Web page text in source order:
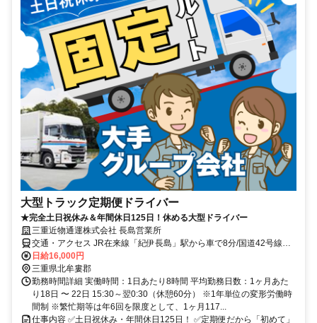
⼤型トラック定期便ドライバー
★完全土日祝休み＆年間休日125日！休める大型ドライバー
三重近物通運株式会社 長島営業所
交通・アクセス JR在来線「紀伊長島」駅から車で8分/国道42号線沿
い
日給16,000円
三重県北牟婁郡
勤務時間詳細 実働時間：1日あたり8時間 平均勤務日数：1ヶ月あた
り18日 〜 22日 15:30～翌0:30（休憩60分） ※1年単位の変形労働時
間制 ※繁忙期等は年6回を限度として、1ヶ月117...
仕事内容 ✅土日祝休み・年間休日125日！ ✅定期便だから「初めて」